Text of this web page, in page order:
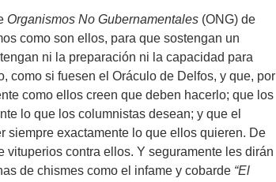
Organismos No Gubernamentales (ONG) de
como son ellos, para que sostengan un
ni la preparación ni la capacidad para
como si fuesen el Oráculo de Delfos, y que, por
como ellos creen que deben hacerlo; que los
lo que los columnistas desean; y que el
siempre exactamente lo que ellos quieren. De
contra ellos. Y seguramente les dirán
de chismes como el infame y cobarde “El